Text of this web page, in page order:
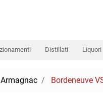
Distillati Liquori
Armagnac Bordeneuve